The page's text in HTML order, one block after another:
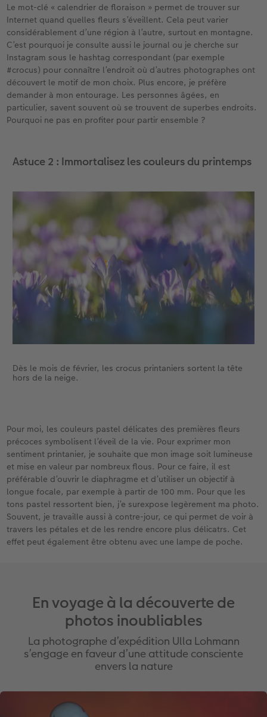
Le mot-clé « calendrier de floraison » permet de trouver sur
Internet quand quelles fleurs s’éveillent. Cela peut varier
considérablement d’une région à l’autre, surtout en montagne.
C’est pourquoi je consulte aussi le journal ou je cherche sur
Instagram sous le hashtag correspondant (par exemple
#crocus) pour connaître l’endroit où d’autres photographes ont
découvert le motif de mon choix. Plus encore, je préfère
demander à mon entourage. Les personnes âgées, en
particulier, savent souvent où se trouvent de superbes endroits.
Pourquoi ne pas en profiter pour partir ensemble ?
Astuce 2 : Immortalisez les couleurs du printemps
Dès le mois de février, les crocus printaniers sortent la tête
hors de la neige.
Pour moi, les couleurs pastel délicates des premières fleurs
précoces symbolisent l’éveil de la vie. Pour exprimer mon
sentiment printanier, je souhaite que mon image soit lumineuse
et mise en valeur par nombreux flous. Pour ce faire, il est
préférable d’ouvrir le diaphragme et d’utiliser un objectif à
longue focale, par exemple à partir de 100 mm. Pour que les
tons pastel ressortent bien, j’e surexpose legèrement ma photo.
Souvent, je travaille aussi à contre-jour, ce qui permet de voir à
travers les pétales et de les rendre encore plus délicatrs. Cet
effet peut également être obtenu avec une lampe de poche.
En voyage à la découverte de
photos inoubliables
La photographe d’expédition Ulla Lohmann
s’engage en faveur d’une attitude consciente
envers la nature